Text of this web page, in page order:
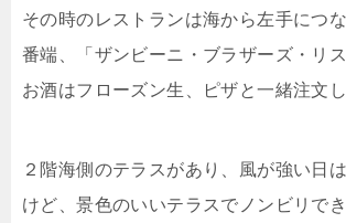
その時のレストランは海から左手につ
番端、「ザンビーニ・ブラザーズ・リス
お酒はフローズン生、ピザと一緒注文し
２階海側のテラスがあり、風が強い日
けど、景色のいいテラスでノンビリでき